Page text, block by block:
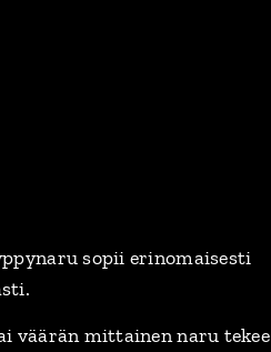
sopii erinomaisesti
väärän mittainen naru tekee